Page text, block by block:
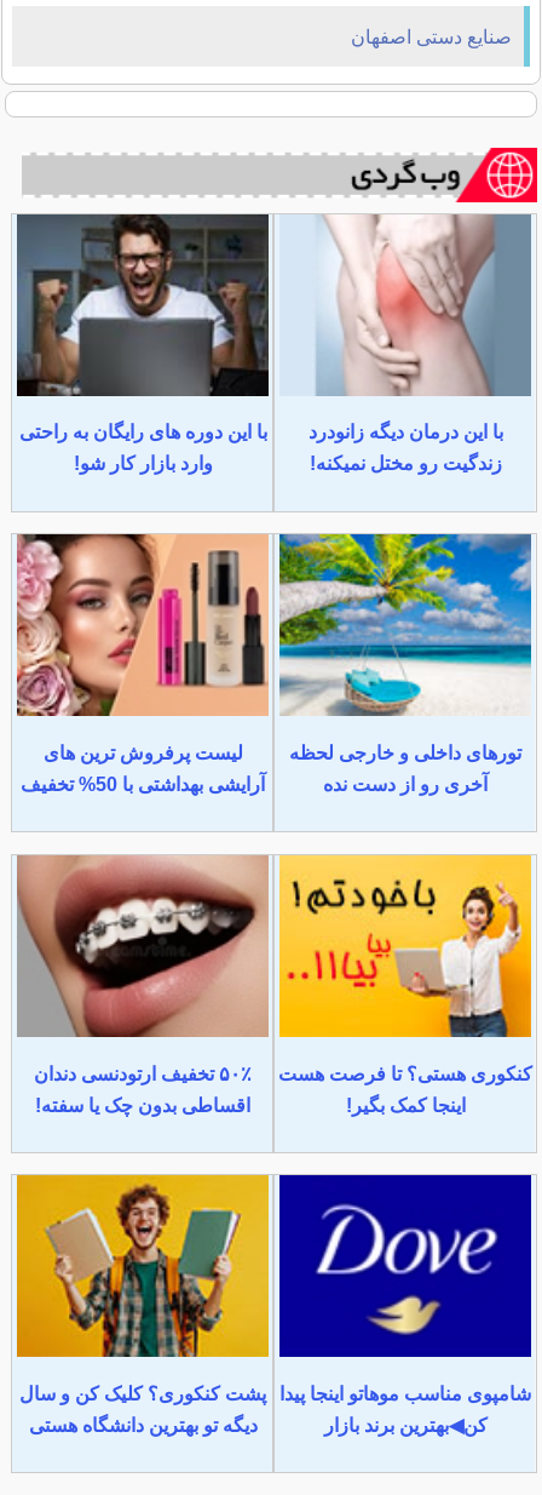
صنایع دستی اصفهان
با این درمان دیگه زانودرد
زندگیت رو مختل نمیکنه!
با این دوره های رایگان به راحتی
وارد بازار کار شو!
تورهای داخلی و خارجی لحظه
آخری رو از دست نده
لیست پرفروش ترین های
آرایشی بهداشتی با 50% تخفیف
کنکوری هستی؟ تا فرصت هست
اینجا کمک بگیر!
۵۰٪ تخفیف ارتودنسی دندان
اقساطی بدون چک یا سفته!
شامپوی مناسب موهاتو اینجا پیدا
کن◀بهترین برند بازار
پشت کنکوری؟ کلیک کن و سال
دیگه تو بهترین دانشگاه هستی